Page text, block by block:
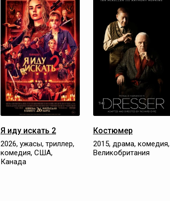
Я иду искать 2
2026, ужасы, триллер,
комедия, США,
Канада
Костюмер
2015, драма, комедия,
Великобритания